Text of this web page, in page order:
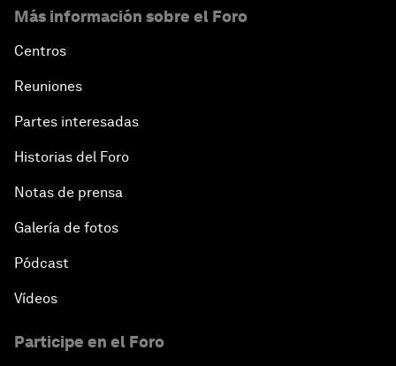
Más información sobre el Foro
Centros
Reuniones
Partes interesadas
Historias del Foro
Notas de prensa
Galería de fotos
Pódcast
Vídeos
Participe en el Foro